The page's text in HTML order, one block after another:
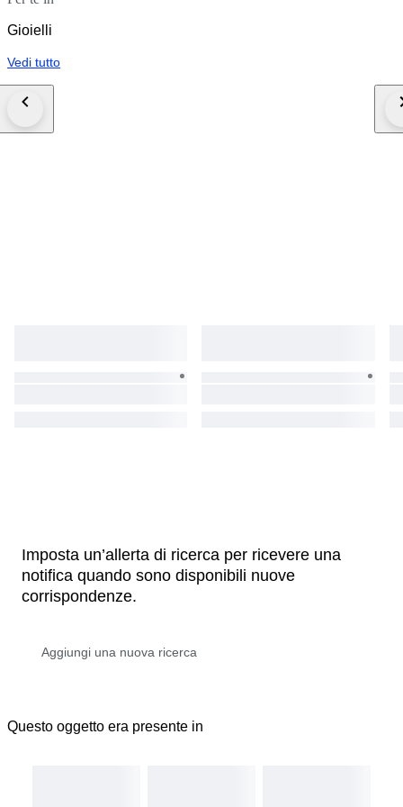
Gioielli
Vedi tutto
Imposta un’allerta di ricerca per ricevere una
notifica quando sono disponibili nuove
corrispondenze.
Questo oggetto era presente in